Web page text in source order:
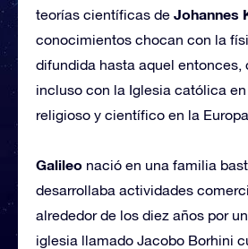
teorías científicas de Johannes
conocimientos chocan con la
difundida hasta aquel
incluso con la Iglesia católica
religioso y científico en la
Galileo nació en una familia
desarrollaba actividades
alrededor de los diez años por
iglesia llamado Jacobo Borhini